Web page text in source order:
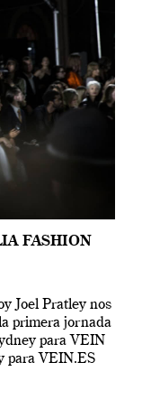
FASHION
Joel Pratley nos
primera jornada
para VEIN
para VEIN.ES